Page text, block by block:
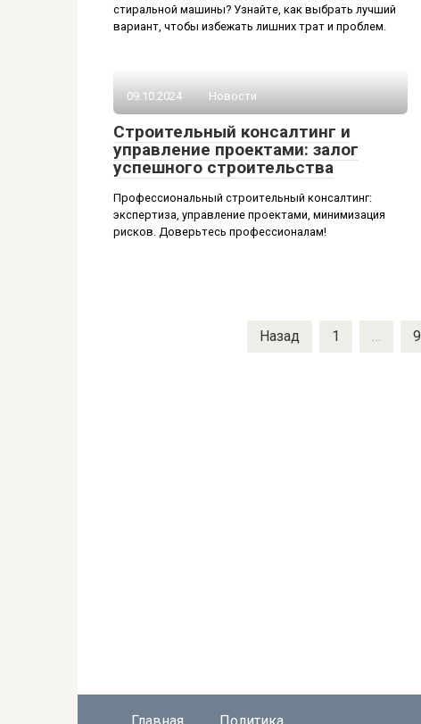
стиральной машины? Узнайте, как выбрать лучший
вариант, чтобы избежать лишних трат и проблем.
09.10.2024 Новости
Строительный консалтинг и
управление проектами: залог
успешного строительства
Профессиональный строительный консалтинг:
экспертиза, управление проектами, минимизация
рисков. Доверьтесь профессионалам!
Назад 1 … 9